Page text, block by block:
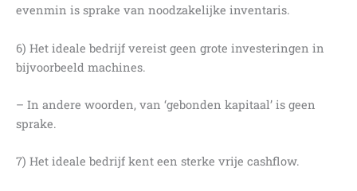
evenmin is sprake van noodzakelijke inventaris.
6) Het ideale bedrijf vereist geen grote investeringen in
bijvoorbeeld machines.
– In andere woorden, van ‘gebonden kapitaal’ is geen
sprake.
7) Het ideale bedrijf kent een sterke vrije cashflow.